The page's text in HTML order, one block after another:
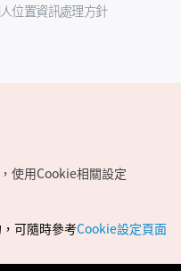
位置資訊處理方針
有
官方信箱
使用Cookie相關設定
可隨時參考Cookie設定頁面